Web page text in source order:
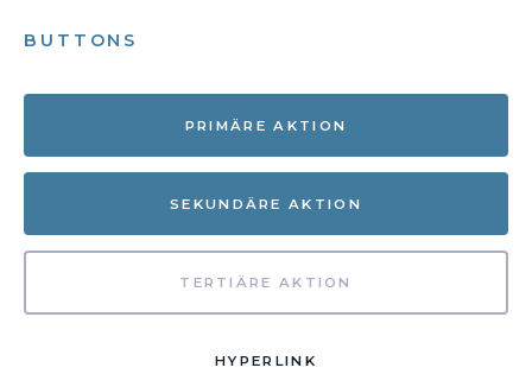
BUTTONS
PRIMÄRE AKTION
SEKUNDÄRE AKTION
TERTIÄRE AKTION
HYPERLINK